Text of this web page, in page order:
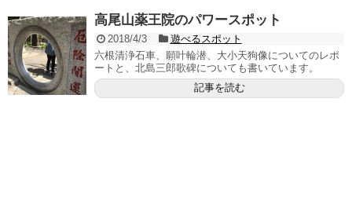
高尾山薬王院のパワースポット
2018/4/3
遊べるスポット
六根清浄石車、願叶輪潜、大小天狗像についてのレポ
ートと、北島三郎歌碑についても書いています。
記事を読む